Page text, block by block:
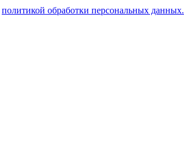
политикой обработки персональных данных.